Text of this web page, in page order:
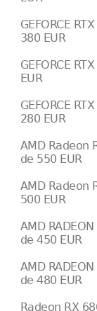
GEFORCE
380 EUR
GEFORCE
EUR
GEFORCE
280 EUR
AMD Radeon
de 550 EUR
AMD Radeon
500 EUR
AMD
de 450 EUR
AMD
de 480 EUR
Radeon RX